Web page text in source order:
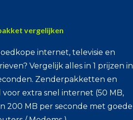
vergelijken
internet, televisie en
Vergelijk alles in 1 prijzen in
Zenderpakketten en
voor extra snel internet (50 MB,
200 MB per seconde met goede